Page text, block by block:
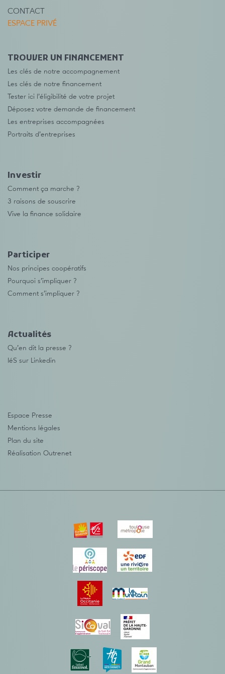
CONTACT
ESPACE PRIVÉ
TROUVER UN FINANCEMENT
Les clés de notre accompagnement
Les clés de notre financement
Tester ici l’éligibilité de votre projet
Déposez votre demande de financement
Les entreprises accompagnées
Portraits d’entreprises
Investir
Comment ça marche ?
3 raisons de souscrire
Vive la finance solidaire
Participer
Nos principes coopératifs
Pourquoi s’impliquer ?
Comment s’impliquer ?
Actualités
Qu’en dit la presse ?
IéS sur Linkedin
Espace Presse
Mentions légales
Plan du site
Réalisation Outrenet